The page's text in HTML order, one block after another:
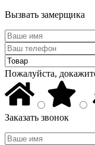
Вызвать замерщика
Пожалуйста,
Заказать звонок